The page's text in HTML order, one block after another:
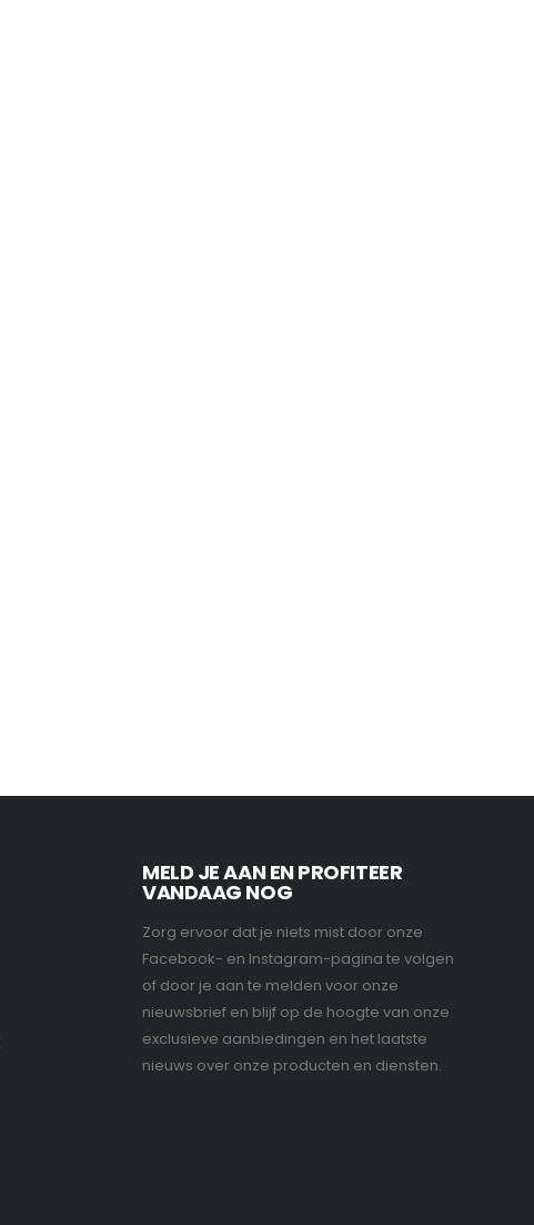
MELD JE AAN EN PROFITEER
VANDAAG NOG
Zorg ervoor dat je niets mist door onze
Facebook- en Instagram-pagina te volgen
of door je aan te melden voor onze
nieuwsbrief en blijf op de hoogte van onze
exclusieve aanbiedingen en het laatste
nieuws over onze producten en diensten.